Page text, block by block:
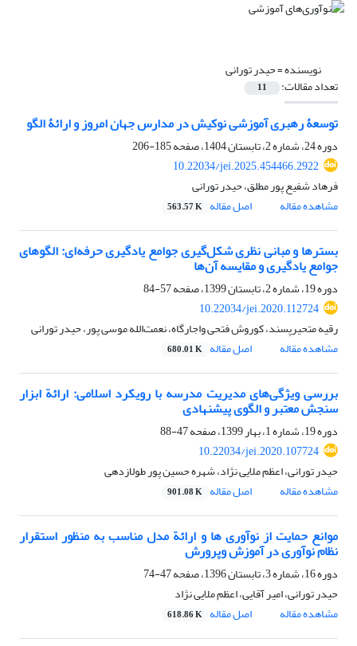
نویسنده =حیدر تورانی
تعداد مقالات: 11
توسعۀ رهبری آموزشی نوکیش در مدارس جهان امروز و ارائۀ الگو
دوره 24، شماره 2، تابستان 1404، صفحه
185-206
10.22034/jei.2025.454466.2922
فرهاد شفیع پور مطلق، حیدر تورانی
مشاهده مقاله
اصل مقاله 563.57 K
بسترها و مبانی نظری شکل‌گیری جوامع یادگیری حرفه‌ای: الگوهای
جوامع یادگیری و مقایسه آن‌ها
دوره 19، شماره 2، تابستان 1399، صفحه
57-84
10.22034/jei.2020.112724
رقیه متحیرپسند، کوروش فتحی واجارگاه، نعمت‌الله موسی پور، حیدر تورانی
مشاهده مقاله
اصل مقاله 680.01 K
بررسی ویژگی‌های مدیریت مدرسه با رویکرد اسلامی: ارائة ابزار
سنجش معتبر و الگوی پیشنهادی
دوره 19، شماره 1، بهار 1399، صفحه
47-88
10.22034/jei.2020.107724
حیدر تورانی، اعظم ملایی نژاد، شهره حسین پور طولازدهی
مشاهده مقاله
اصل مقاله 901.08 K
موانع حمایت از نوآوری ها و ارائة مدل مناسب به منظور استقرار
نظام نوآوری در آموزش وپرورش
دوره 16، شماره 3، تابستان 1396، صفحه
47-74
حیدر تورانی، امیر آقایی، اعظم ملایی نژاد
مشاهده مقاله
اصل مقاله 618.86 K